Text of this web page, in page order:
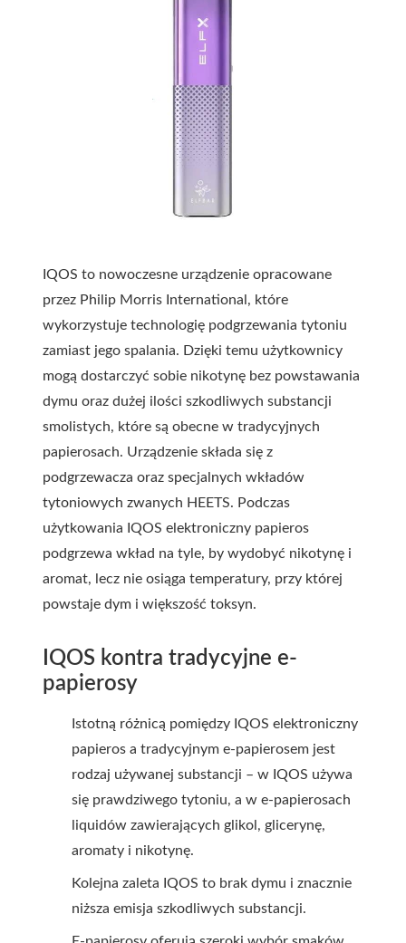
IQOS to nowoczesne urządzenie opracowane
przez Philip Morris International, które
wykorzystuje technologię podgrzewania tytoniu
zamiast jego spalania. Dzięki temu użytkownicy
mogą dostarczyć sobie nikotynę bez powstawania
dymu oraz dużej ilości szkodliwych substancji
smolistych, które są obecne w tradycyjnych
papierosach. Urządzenie składa się z
podgrzewacza oraz specjalnych wkładów
tytoniowych zwanych HEETS. Podczas
użytkowania IQOS elektroniczny papieros
podgrzewa wkład na tyle, by wydobyć nikotynę i
aromat, lecz nie osiąga temperatury, przy której
powstaje dym i większość toksyn.
IQOS kontra tradycyjne e-
papierosy
Istotną różnicą pomiędzy IQOS elektroniczny
papieros a tradycyjnym e-papierosem jest
rodzaj używanej substancji – w IQOS używa
się prawdziwego tytoniu, a w e-papierosach
liquidów zawierających glikol, glicerynę,
aromaty i nikotynę.
Kolejna zaleta IQOS to brak dymu i znacznie
niższa emisja szkodliwych substancji.